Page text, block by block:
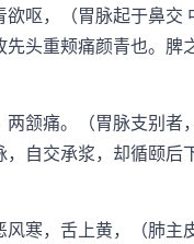
，（胃脉起于鼻交
头重颊痛颜青也。
痛。（胃脉支别者
自交承浆，却循颐
，舌上黄，（肺主